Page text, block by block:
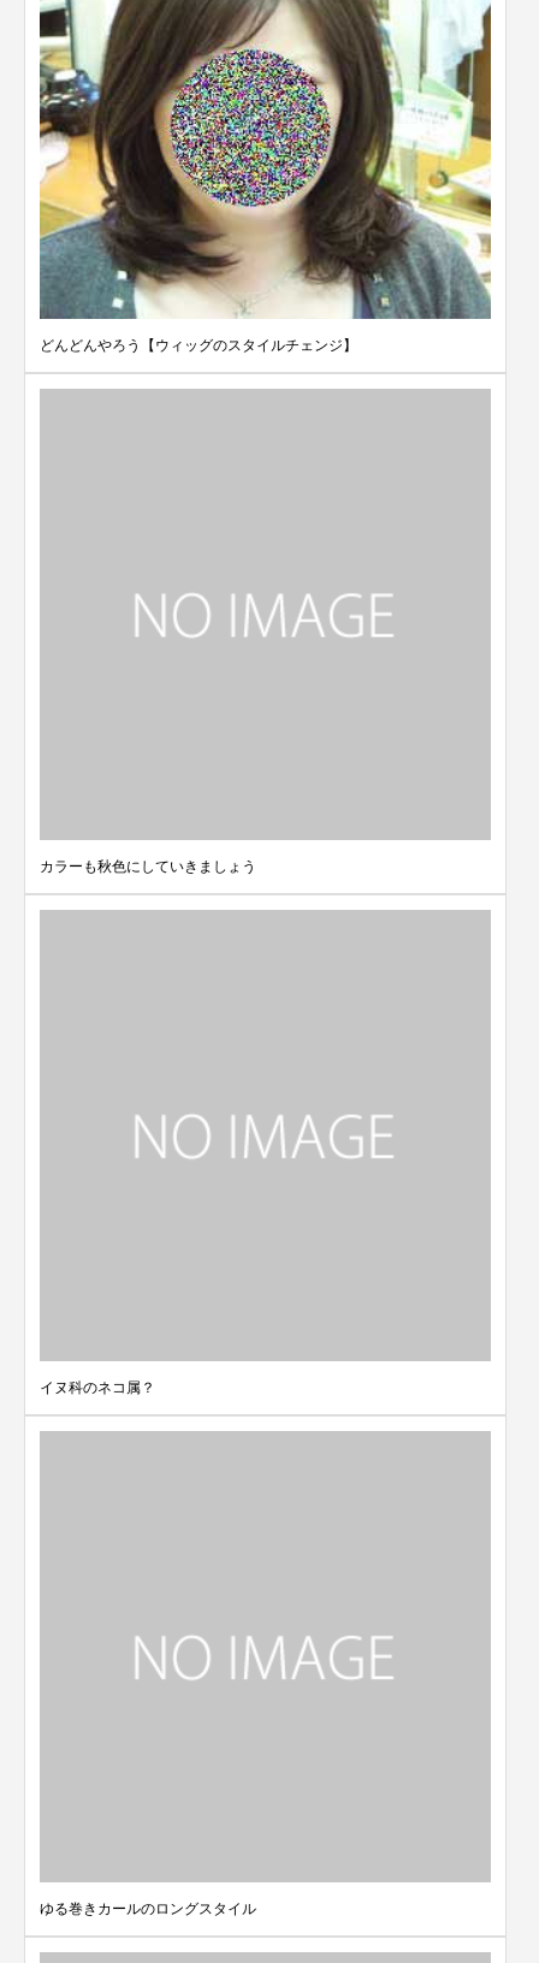
どんどんやろう【ウィッグのスタイルチェンジ】
カラーも秋色にしていきましょう
イヌ科のネコ属？
ゆる巻きカールのロングスタイル